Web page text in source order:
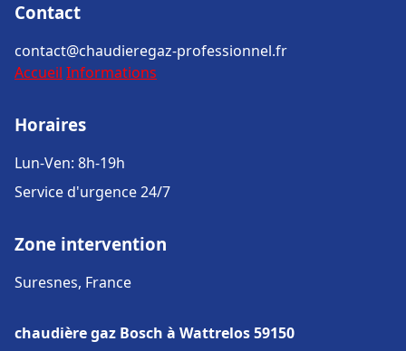
Contact
contact@chaudieregaz-professionnel.fr
Accueil Informations
Horaires
Lun-Ven: 8h-19h
Service d'urgence 24/7
Zone intervention
Suresnes, France
chaudière gaz Bosch à Wattrelos 59150